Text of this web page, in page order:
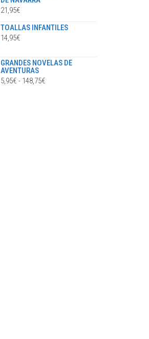
21,95€
TOALLAS INFANTILES
14,95€
GRANDES NOVELAS DE
AVENTURAS
5,95€ - 148,75€RANGO